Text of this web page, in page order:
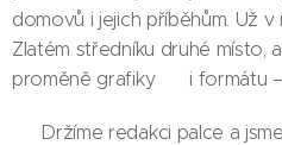
domovů i jejich příběhům. Už
Zlatém středníku druhé místo,
proměně grafiky ✨ i formátu
💪 Držíme redakci palce a